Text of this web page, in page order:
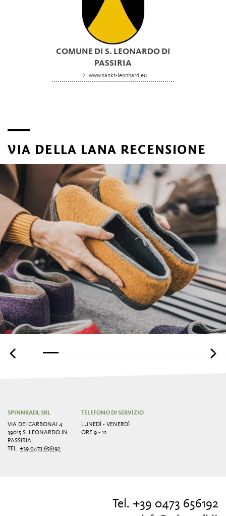
COMUNE DI S. LEONARDO DI
PASSIRIA
www.sankt-leonhard.eu
VIA DELLA LANA RECENSIONE
SPINNRADL SRL
VIA DEI CARBONAI 4
39015 S. LEONARDO IN
PASSIRIA
TEL.+39 0473 656192
TELEFONO DI SERVIZIO
LUNEDÌ - VENERDÌ
ORE 9 - 12
Tel. +39 0473 656192